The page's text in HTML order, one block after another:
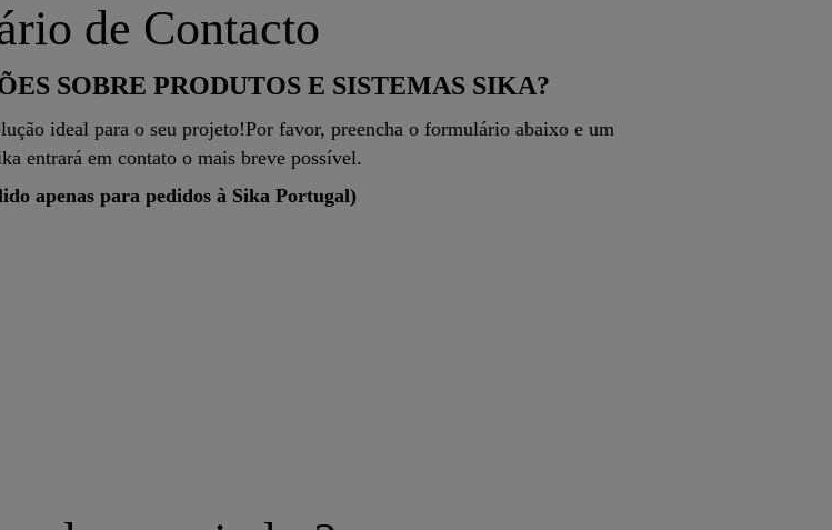
de Contacto
SOBRE PRODUTOS E SISTEMAS SIKA?
ideal para o seu projeto!Por favor, preencha o formulário abaixo e um
entrará em contato o mais breve possível.
apenas para pedidos à Sika Portugal)